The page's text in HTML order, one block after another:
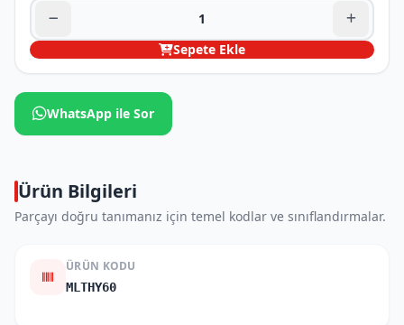
Sepete Ekle
WhatsApp ile Sor
Ürün Bilgileri
Parçayı doğru tanımanız için temel kodlar ve sınıflandırmalar.
ÜRÜN KODU
MLTHY60